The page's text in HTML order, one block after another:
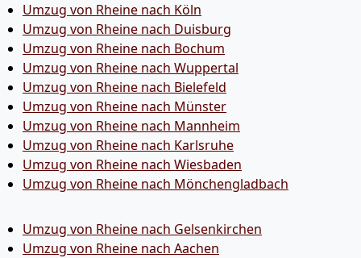
Umzug von Rheine nach Köln
Umzug von Rheine nach Duisburg
Umzug von Rheine nach Bochum
Umzug von Rheine nach Wuppertal
Umzug von Rheine nach Bielefeld
Umzug von Rheine nach Münster
Umzug von Rheine nach Mannheim
Umzug von Rheine nach Karlsruhe
Umzug von Rheine nach Wiesbaden
Umzug von Rheine nach Mönchen­gladbach
Umzug von Rheine nach Gelsenkirchen
Umzug von Rheine nach Aachen